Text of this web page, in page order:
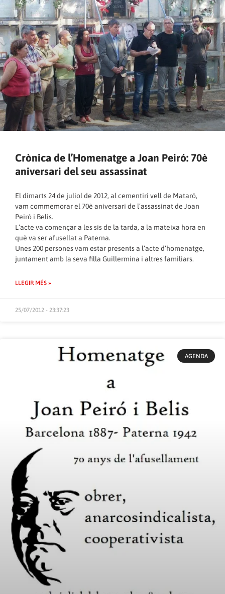
Crònica de l’Homenatge a Joan Peiró: 70è
aniversari del seu assassinat
El dimarts 24 de juliol de 2012, al cementiri vell de Mataró,
vam commemorar el 70è aniversari de l’assassinat de Joan
Peiró i Belis.
L’acte va començar a les sis de la tarda, a la mateixa hora en
què va ser afusellat a Paterna.
Unes 200 persones vam estar presents a l’acte d’homenatge,
juntament amb la seva filla Guillermina i altres familiars.
LLEGIR MÉS »
25/07/2012 - 23:37:23
AGENDA